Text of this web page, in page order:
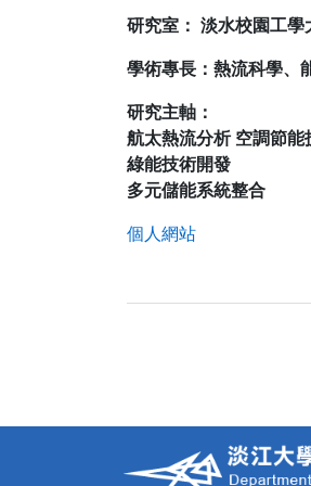
研究室： 淡水校園工學
學術專長：熱流科學、
研究主軸：
航太熱流分析 空調節能
綠能技術開發
多元儲能系統整合
個人網站